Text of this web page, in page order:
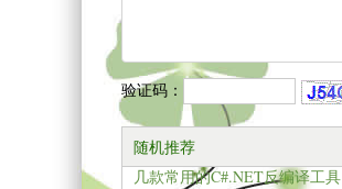
验证码：
随机推荐
几款常用的C#.NET反编译工具